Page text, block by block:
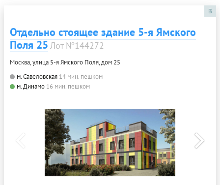
B
Отдельно стоящее здание 5-я Ямского
Поля 25 Лот №144272
Москва, улица 5-я Ямского Поля, дом 25
м. Савеловская 14 мин. пешком
м. Динамо 16 мин. пешком